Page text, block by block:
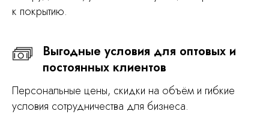
к покрытию.
Выгодные условия для оптовых и
постоянных клиентов
Персональные цены, скидки на объём и гибкие
условия сотрудничества для бизнеса.